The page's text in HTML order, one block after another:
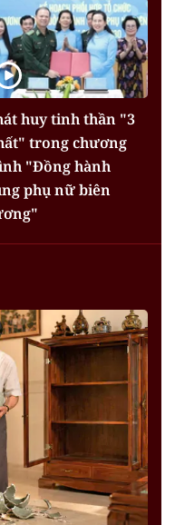
huy tinh thần "3
trong chương
"Đồng hành
phụ nữ biên